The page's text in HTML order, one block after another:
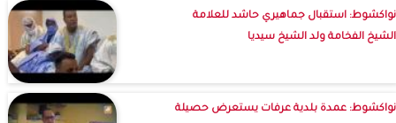
نواكشوط: استقبال جماهيري حاشد للعلامة
الشيخ الفخامة ولد الشيخ سيديا
نواكشوط: عمدة بلدية عرفات يستعرض حصيلة